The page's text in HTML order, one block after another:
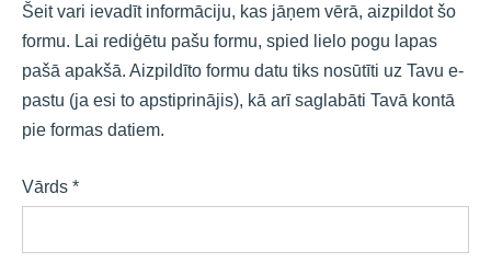
Šeit vari ievadīt informāciju, kas jāņem vērā, aizpildot šo
formu. Lai rediģētu pašu formu, spied lielo pogu lapas
pašā apakšā. Aizpildīto formu datu tiks nosūtīti uz Tavu e-
pastu (ja esi to apstiprinājis), kā arī saglabāti Tavā kontā
pie formas datiem.
Vārds *